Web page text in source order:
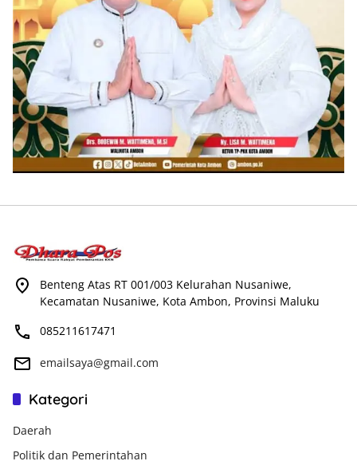
Benteng Atas RT 001/003 Kelurahan Nusaniwe,
Kecamatan Nusaniwe, Kota Ambon, Provinsi Maluku
085211617471
emailsaya@gmail.com
Kategori
Daerah
Politik dan Pemerintahan